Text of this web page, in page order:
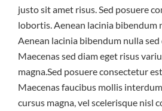
justo sit amet risus. Sed posuere
lobortis. Aenean lacinia bibendum
Aenean lacinia bibendum nulla sed
Maecenas sed diam eget risus
magna.Sed posuere consectetur
Maecenas faucibus mollis
cursus magna, vel scelerisque nisl